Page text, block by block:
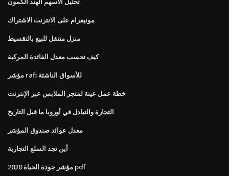
مونيغرام على الانترنت الاشتراك
منزل متنقل للبيع بالتقسيط
كيف تحسب معدل الفائدة المركبة
مؤشر rafi للأسواق الناشئة
خطة عمل عينة لمتجر الملابس عبر الإنترنت
التجارة والتبادل في أوروبا ما قبل التاريخ
معدل عوائد صندوق المؤشر
أين تجد السلع التجارية
مؤشر جودة الحياة 2020 pdf